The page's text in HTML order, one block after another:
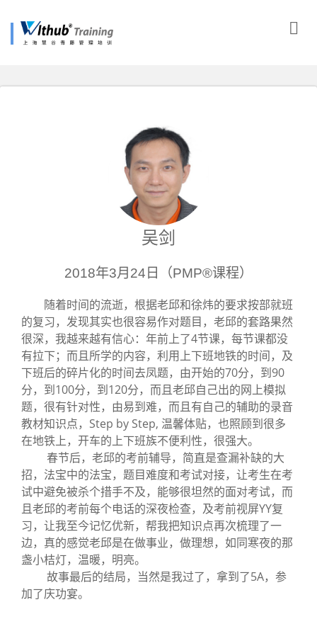
吴剑
2018年3月24日（PMP®课程）
随着时间的流逝，根据老邱和徐炜的要求按部就班
的复习，发现其实也很容易作对题目，老邱的套路果然
很深，我越来越有信心：年前上了4节课，每节课都没
有拉下；而且所学的内容，利用上下班地铁的时间，及
下班后的碎片化的时间去凤题，由开始的70分，到90
分，到100分，到120分，而且老邱自己出的网上模拟
题，很有针对性，由易到难，而且有自己的辅助的录音
教材知识点，Step by Step, 温馨体贴，也照顾到很多
在地铁上，开车的上下班族不便利性，很强大。
春节后，老邱的考前辅导，简直是查漏补缺的大
招，法宝中的法宝，题目难度和考试对接，让考生在考
试中避免被杀个措手不及，能够很坦然的面对考试，而
且老邱的考前每个电话的深夜检查，及考前视屏YY复
习，让我至今记忆优新，帮我把知识点再次梳理了一
边，真的感觉老邱是在做事业，做理想，如同寒夜的那
盏小桔灯，温暖，明亮。
故事最后的结局，当然是我过了，拿到了5A，参
加了庆功宴。